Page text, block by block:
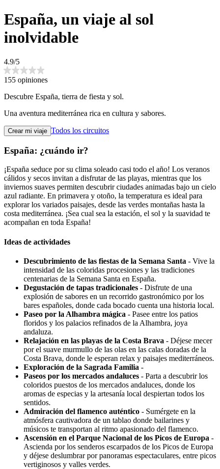
España, un viaje al sol
inolvidable
4.9/5
155 opiniones
Descubre España, tierra de fiesta y sol.
Una aventura mediterránea rica en cultura y sabores.
Crear mi viaje Todos los circuitos
España: ¿cuándo ir?
¡España seduce por su clima soleado casi todo el año! Los veranos
cálidos y secos invitan a disfrutar de las playas, mientras que los
inviernos suaves permiten descubrir ciudades animadas bajo un cielo
azul radiante. En primavera y otoño, la temperatura es ideal para
explorar los variados paisajes, desde las verdes montañas hasta la
costa mediterránea. ¡Sea cual sea la estación, el sol y la suavidad te
acompañan en toda España!
Ideas de actividades
Descubrimiento de las fiestas de la Semana Santa - Vive la
intensidad de las coloridas procesiones y las tradiciones
centenarias de la Semana Santa en España.
Degustación de tapas tradicionales - Disfrute de una
explosión de sabores en un recorrido gastronómico por los
bares españoles, donde cada bocado cuenta una historia local.
Paseo por la Alhambra mágica - Pasee entre los patios
floridos y los palacios refinados de la Alhambra, joya
andaluza.
Relajación en las playas de la Costa Brava - Déjese mecer
por el suave murmullo de las olas en las calas doradas de la
Costa Brava, donde le esperan relax y paisajes mediterráneos.
Exploración de la Sagrada Familia -
Paseos por los mercados andaluces - Parta a descubrir los
coloridos puestos de los mercados andaluces, donde los
aromas de especias y la artesanía local despiertan todos los
sentidos.
Admiración del flamenco auténtico - Sumérgete en la
atmósfera cautivadora de un tablao donde bailarines y
músicos te transportan al ritmo apasionado del flamenco.
Ascensión en el Parque Nacional de los Picos de Europa -
Ascienda por los senderos escarpados de los Picos de Europa
y déjese deslumbrar por panoramas espectaculares, entre picos
vertiginosos y valles verdes.